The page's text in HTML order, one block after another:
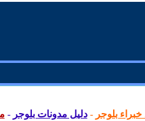
بلوجر -دليل مدونات بلوجر -